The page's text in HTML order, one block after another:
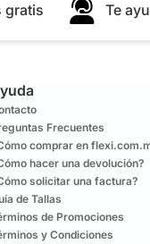
gratis Te
Frecuentes
comprar en
hacer una devolución?
solicitar una factura?
de Tallas
de Promociones
y Condiciones